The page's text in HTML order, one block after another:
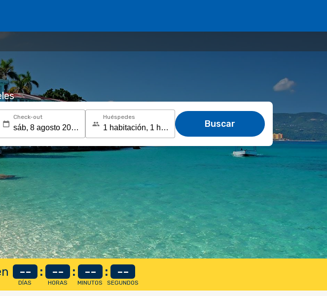
Check-out Huéspedes
Buscar
--
DÍAS
: --
HORAS
: --
MINUTOS
: --
SEGUNDOS